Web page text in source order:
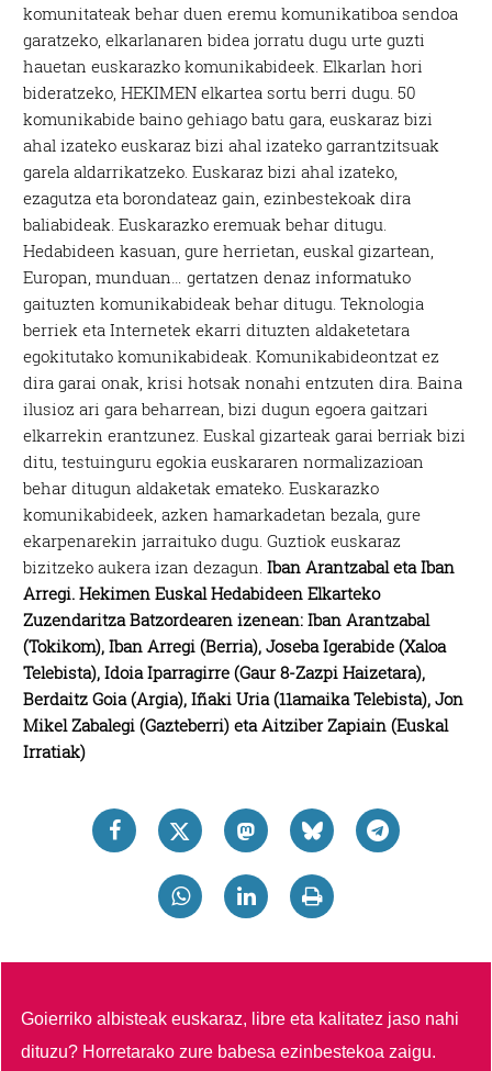
komunitateak behar duen eremu komunikatiboa sendoa
garatzeko, elkarlanaren bidea jorratu dugu urte guzti
hauetan euskarazko komunikabideek. Elkarlan hori
bideratzeko, HEKIMEN elkartea sortu berri dugu. 50
komunikabide baino gehiago batu gara, euskaraz bizi
ahal izateko euskaraz bizi ahal izateko garrantzitsuak
garela aldarrikatzeko. Euskaraz bizi ahal izateko,
ezagutza eta borondateaz gain, ezinbestekoak dira
baliabideak. Euskarazko eremuak behar ditugu.
Hedabideen kasuan, gure herrietan, euskal gizartean,
Europan, munduan… gertatzen denaz informatuko
gaituzten komunikabideak behar ditugu. Teknologia
berriek eta Internetek ekarri dituzten aldaketetara
egokitutako komunikabideak. Komunikabideontzat ez
dira garai onak, krisi hotsak nonahi entzuten dira. Baina
ilusioz ari gara beharrean, bizi dugun egoera gaitzari
elkarrekin erantzunez. Euskal gizarteak garai berriak bizi
ditu, testuinguru egokia euskararen normalizazioan
behar ditugun aldaketak emateko. Euskarazko
komunikabideek, azken hamarkadetan bezala, gure
ekarpenarekin jarraituko dugu. Guztiok euskaraz
bizitzeko aukera izan dezagun.Iban Arantzabal eta Iban
Arregi. Hekimen Euskal Hedabideen Elkarteko
Zuzendaritza Batzordearen izenean: Iban Arantzabal
(Tokikom), Iban Arregi (Berria), Joseba Igerabide (Xaloa
Telebista), Idoia Iparragirre (Gaur 8-Zazpi Haizetara),
Berdaitz Goia (Argia), Iñaki Uria (11amaika Telebista), Jon
Mikel Zabalegi (Gazteberri) eta Aitziber Zapiain (Euskal
Irratiak)
Goierriko albisteak euskaraz, libre eta kalitatez jaso nahi
dituzu? Horretarako zure babesa ezinbestekoa zaigu.